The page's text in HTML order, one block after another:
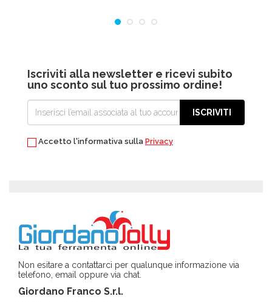
Iscriviti alla newsletter e ricevi subito
uno sconto sul tuo prossimo ordine!
ISCRIVITI
Accetto l'informativa sulla Privacy
Non esitare a contattarci per qualunque informazione via
telefono, email oppure via chat.
Giordano Franco S.r.l.